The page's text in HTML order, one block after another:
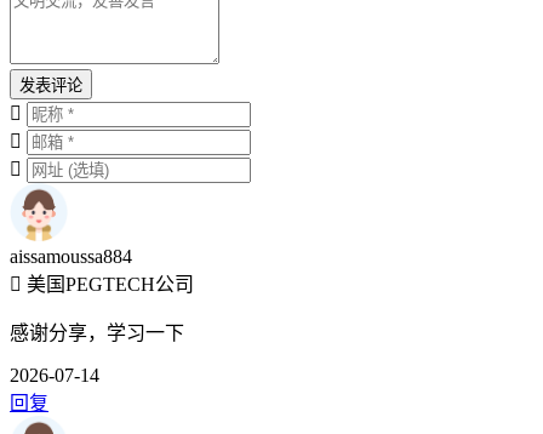
发表评论
aissamoussa884
美国PEGTECH公司
感谢分享，学习一下
2026-07-14
回复